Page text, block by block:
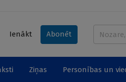
Ienākt Abonēt
Ziņas Personības un